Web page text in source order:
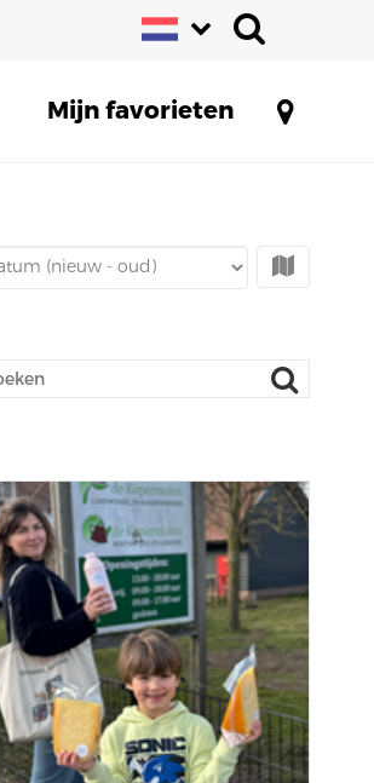
Mijn favorieten